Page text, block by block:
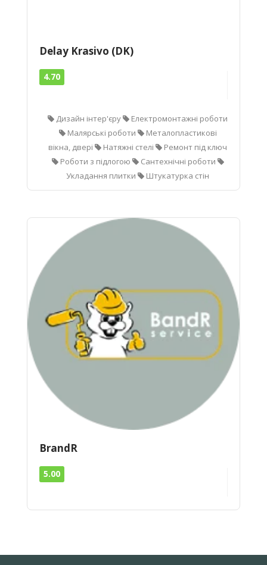
Delay Krasivo (DK)
4.70
Дизайн інтер'єру
Електромонтажні роботи
Малярські роботи
Металопластикові
вікна, двері
Натяжні стелі
Ремонт під ключ
Роботи з підлогою
Сантехнічні роботи
Укладання плитки
Штукатурка стін
BrandR
5.00